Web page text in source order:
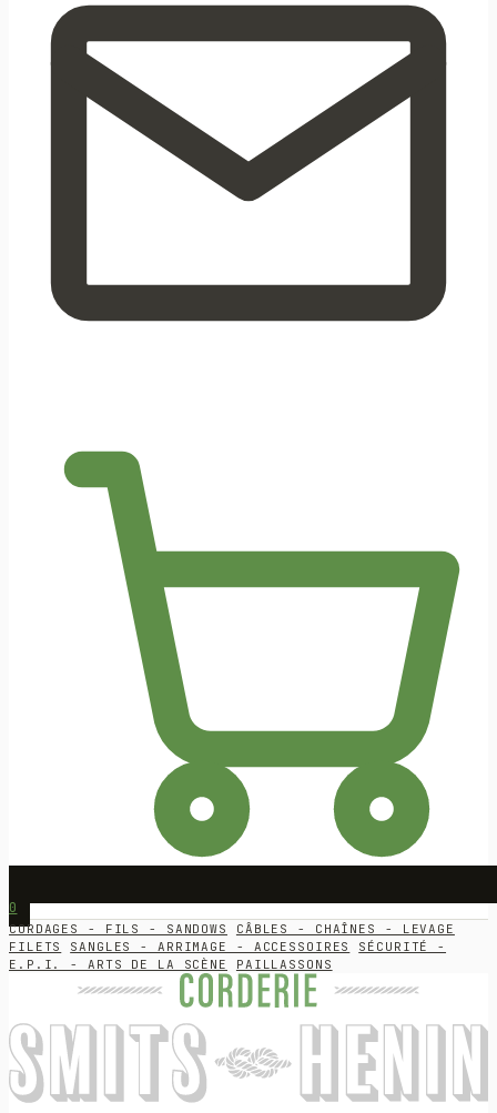
0
CORDAGES - FILS - SANDOWS
CÂBLES - CHAÎNES - LEVAGE
FILETS
SANGLES - ARRIMAGE - ACCESSOIRES
SÉCURITÉ -
E.P.I. - ARTS DE LA SCÈNE
PAILLASSONS